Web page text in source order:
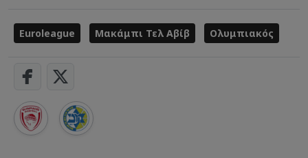
Euroleague Μακάμπι Τελ Αβίβ Ολυμπιακός